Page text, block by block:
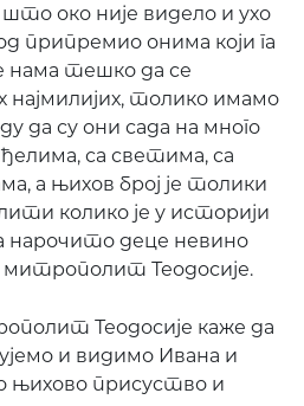
око није видело и ухо
припремио онима који га
нама тешко да се
толико имамо
да су они сада на много
са светима, са
а њихов број је толики
колико је у историји
нарочито деце невино
митрополит Теодосије.
Теодосије каже да
и видимо Ивана и
њихово присуство и